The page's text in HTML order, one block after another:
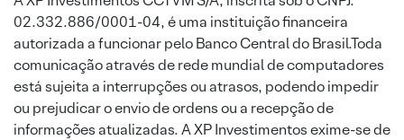
02.332.886/0001-04, é uma instituição financeira
autorizada a funcionar pelo Banco Central do Brasil.Toda
comunicação através de rede mundial de computadores
está sujeita a interrupções ou atrasos, podendo impedir
ou prejudicar o envio de ordens ou a recepção de
informações atualizadas. A XP Investimentos exime-se de